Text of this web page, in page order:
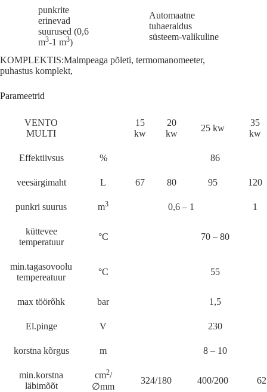
punkrite
erinevad
suurused (0,6
m3-1 m3)
Automaatne
tuhaeraldus
süsteem-valikuline
KOMPLEKTIS:Malmpeaga põleti, termomanomeeter,
puhastus komplekt,
Parameetrid
VENTO
MULTI
15
kw
20
kw
25 kw
35
kw
Effektiivsus % 86
veesärgimaht L 67 80 95 120
punkri suurus m3 0,6 – 1 1
küttevee
temperatuur
°C 70 – 80
min.tagasovoolu
tempereatuur
°C 55
max töörõhk bar 1,5
El.pinge V 230
korstna kõrgus m 8 – 10
min.korstna
läbimõõt
cm2/
∅mm
324/180 400/200